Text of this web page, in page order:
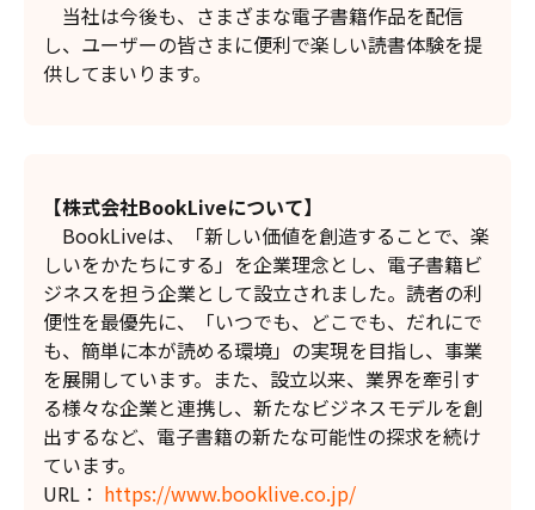
当社は今後も、さまざまな電子書籍作品を配信
し、ユーザーの皆さまに便利で楽しい読書体験を提
供してまいります。
【株式会社BookLiveについて】
BookLiveは、「新しい価値を創造することで、楽
しいをかたちにする」を企業理念とし、電子書籍ビ
ジネスを担う企業として設立されました。読者の利
便性を最優先に、「いつでも、どこでも、だれにで
も、簡単に本が読める環境」の実現を目指し、事業
を展開しています。また、設立以来、業界を牽引す
る様々な企業と連携し、新たなビジネスモデルを創
出するなど、電子書籍の新たな可能性の探求を続け
ています。
URL： https://www.booklive.co.jp/